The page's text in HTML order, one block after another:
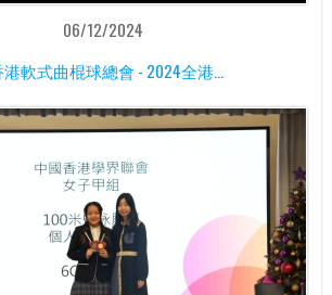
06/12/2024
軟式曲棍球總會 - 2024全港...